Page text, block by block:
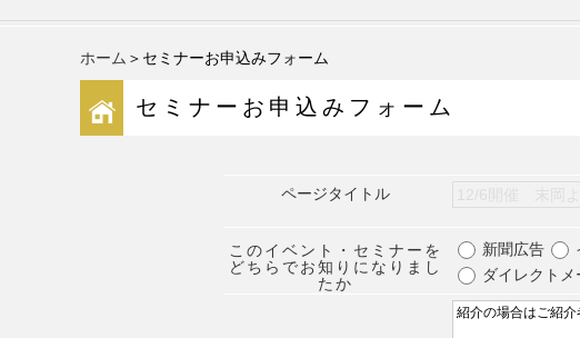
ホーム ＞セミナーお申込みフォーム
セミナーお申込みフォーム
ページタイトル
このイベント・セミナーを
どちらでお知りになりまし
たか
新聞広告
ダイレクトメ